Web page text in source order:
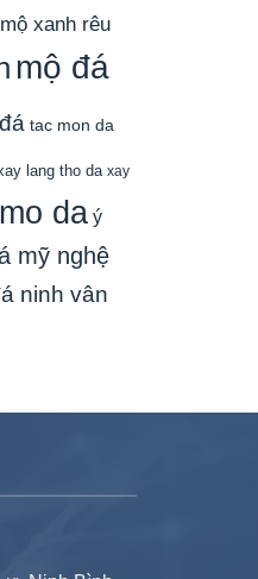
mộ xanh rêu
mộ đá
tac mon da
lang tho da xay
da ý
mỹ nghệ
ninh vân